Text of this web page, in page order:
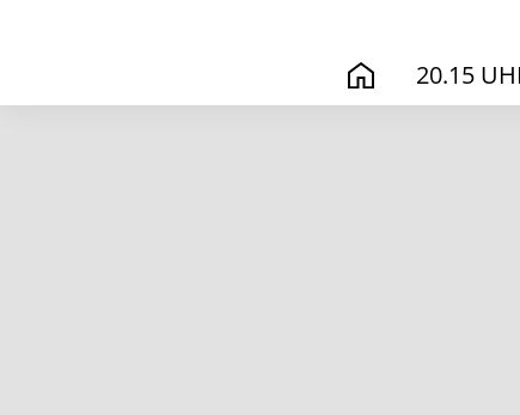
START20.15